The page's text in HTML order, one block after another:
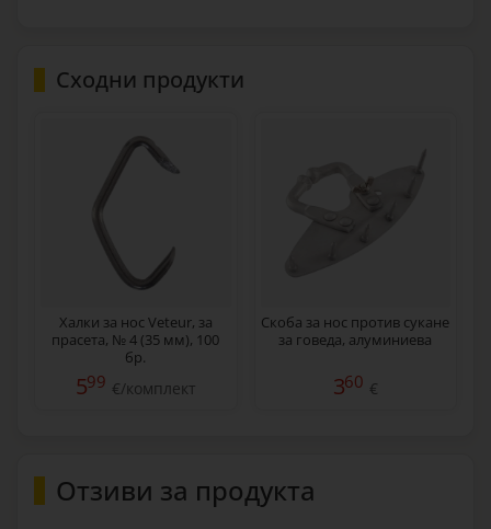
Сходни продукти
Халки за нос Veteur, за
прасета, № 4 (35 мм), 100
бр.
599 €/комплект
Скоба за нос против сукане
за говеда, алуминиева
360 €
Отзиви за продукта